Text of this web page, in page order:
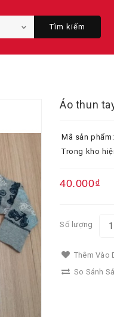
Tìm kiếm
Áo thun
Mã sản phẩm:
Trong kho
40.000₫
Số lượng
Thêm Vào
So Sánh